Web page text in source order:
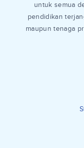
untuk semua
pendidikan
maupun tenaga